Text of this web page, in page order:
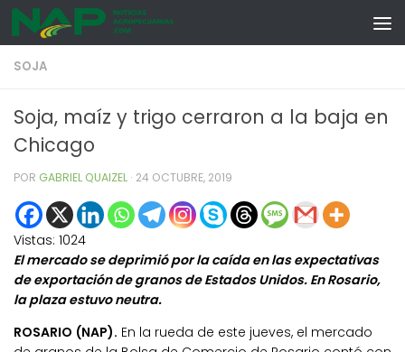
Skip to content
SOJA
Soja, maíz y trigo cerraron a la baja en
Chicago
POR GABRIEL QUAIZEL · 24 OCTUBRE, 2019
Vistas: 1024
El mercado se deprimió por la caída en las expectativas
de exportación de granos de Estados Unidos. En Rosario,
la plaza estuvo neutra.
ROSARIO (NAP). En la rueda de este jueves, el mercado